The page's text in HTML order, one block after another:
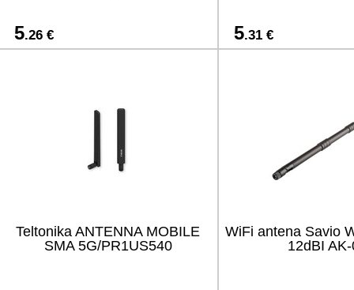
5.26 € 5.31 €
Teltonika ANTENNA MOBILE
SMA 5G/PR1US540
WiFi antena Savio
12dBI